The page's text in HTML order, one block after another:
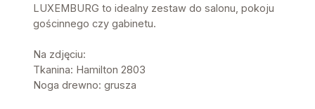
LUXEMBURG to idealny zestaw do salonu, pokoju
gościnnego czy gabinetu.
Na zdjęciu:
Tkanina: Hamilton 2803
Noga drewno: grusza